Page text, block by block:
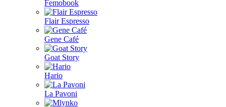
Femobook
Flair Espresso
Gene Café
Goat Story
Hario
La Pavoni